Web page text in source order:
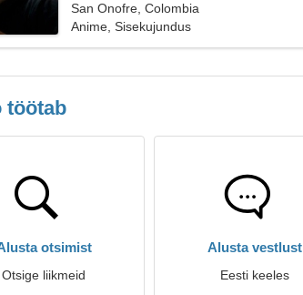
San Onofre, Colombia
Anime, Sisekujundus
töötab
otsimist
Otsige liikmeid
Alusta vestlust
Eesti keeles